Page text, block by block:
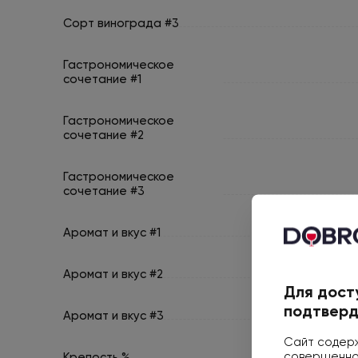
Сорт винограда #3
Гастрономическое
сочетание #1
Гастрономическое
сочетание #2
Гастрономическое
сочетание #3
Аромат и вкус #1
Аромат и вкус #2
Аромат и вкус #3
Для
Сайт